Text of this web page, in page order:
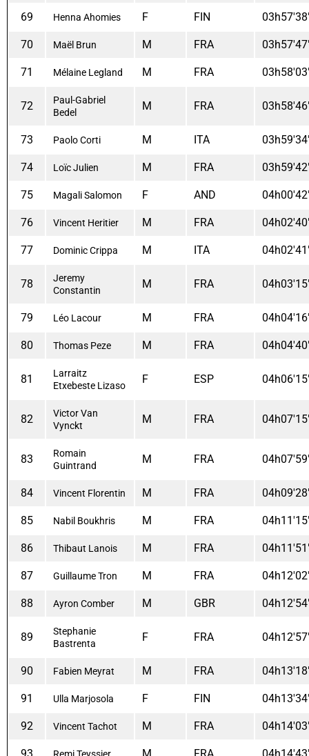
69 Henna Ahomies F FIN
70 Maël Brun M FRA
71 Mélaine Legland M FRA
72
Paul-Gabriel
Bedel
M FRA
73 Paolo Corti M ITA
74 Loïc Julien M FRA
75 Magali Salomon F AND
76 Vincent Heritier M FRA
77 Dominic Crippa M ITA
78
Jeremy
Constantin
M FRA
79 Léo Lacour M FRA
80 Thomas Peze M FRA
81
Larraitz
Etxebeste Lizaso
F ESP
82
Victor Van
Vynckt
M FRA
83
Romain
Guintrand
M FRA
84 Vincent Florentin M FRA
85 Nabil Boukhris M FRA
86 Thibaut Lanois M FRA
87 Guillaume Tron M FRA
88 Ayron Comber M GBR
89
Stephanie
Bastrenta
F FRA
90 Fabien Meyrat M FRA
91 Ulla Marjosola F FIN
92 Vincent Tachot M FRA
Remi Teyssier